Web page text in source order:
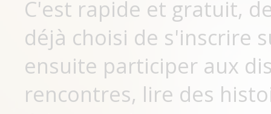
C'est rapide et gratuit,
déjà choisi de s'inscrire
ensuite participer aux
rencontres, lire des